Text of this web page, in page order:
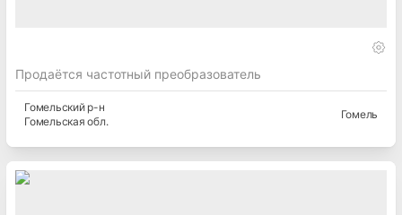
Продаётся частотный преобразователь
Гомельскийр-н
Гомельская обл.
Гомель